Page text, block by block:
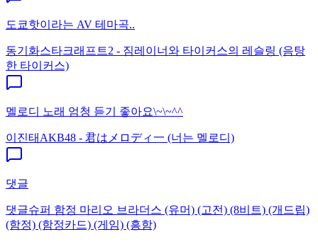
도쿄핫이라는 AV 테마곡..
동기화스타크래프트2 - 짐레이너와 타이커스의 레슬링 (음탕
한 타이커스)
멜로디 노래 엄청 듣기 좋아요\~\~^^
이진태 AKB48 - 君はメロディ一 (너는 멜로디)
댓글
댓글슈퍼 함정 마리오 브라더스 (유머) (고전) (8비트) (개드립)
(함정) (함정카드) (게임) (흥함)